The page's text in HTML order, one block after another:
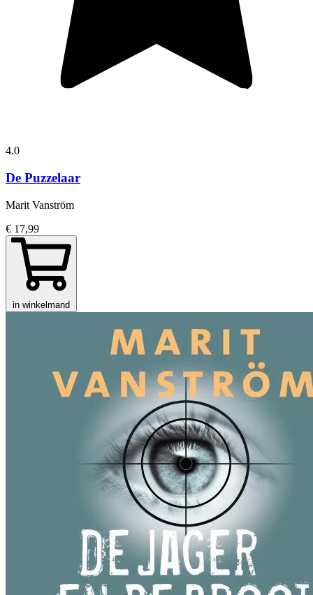
4.0
De Puzzelaar
Marit Vanström
€ 17,99
in winkelmand